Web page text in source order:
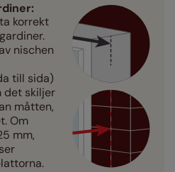
korrekt
nischen
till sida)
det skiljer
måtten,
Om
mm,